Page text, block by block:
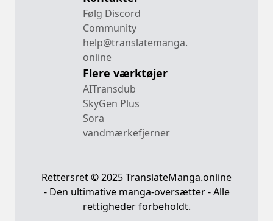
Følg Discord
Community
help@translatemanga.
online
Flere værktøjer
AITransdub
SkyGen Plus
Sora
vandmærkefjerner
Rettersret © 2025 TranslateManga.online
- Den ultimative manga-oversætter - Alle
rettigheder forbeholdt.